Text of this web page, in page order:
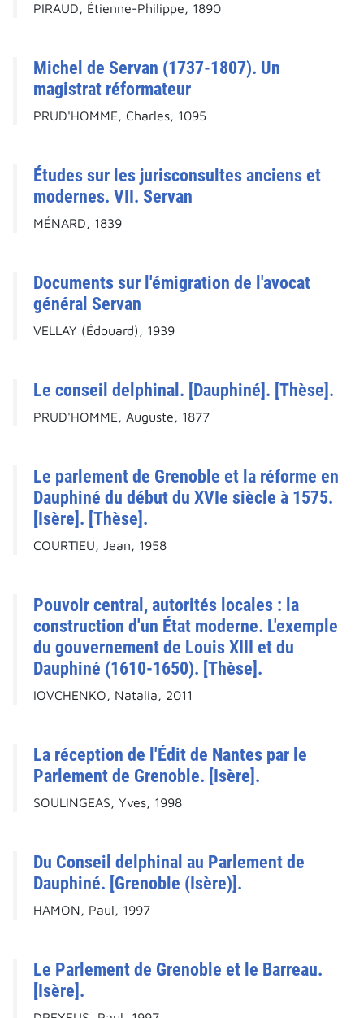
PIRAUD, Étienne-Philippe, 1890
Michel de Servan (1737-1807). Un
magistrat réformateur
PRUD'HOMME, Charles, 1095
Études sur les jurisconsultes anciens et
modernes. VII. Servan
MÉNARD, 1839
Documents sur l'émigration de l'avocat
général Servan
VELLAY (Édouard), 1939
Le conseil delphinal. [Dauphiné]. [Thèse].
PRUD'HOMME, Auguste, 1877
Le parlement de Grenoble et la réforme en
Dauphiné du début du XVIe siècle à 1575.
[Isère]. [Thèse].
COURTIEU, Jean, 1958
Pouvoir central, autorités locales : la
construction d'un État moderne. L'exemple
du gouvernement de Louis XIII et du
Dauphiné (1610-1650). [Thèse].
IOVCHENKO, Natalia, 2011
La réception de l'Édit de Nantes par le
Parlement de Grenoble. [Isère].
SOULINGEAS, Yves, 1998
Du Conseil delphinal au Parlement de
Dauphiné. [Grenoble (Isère)].
HAMON, Paul, 1997
Le Parlement de Grenoble et le Barreau.
[Isère].